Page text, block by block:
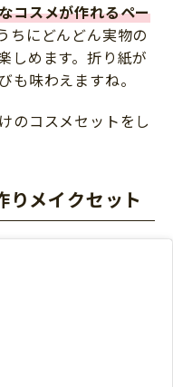
コスメが作れるペー
ちにどんどん実物の
しめます。折り紙が
も味わえますね。
のコスメセットをし
りメイクセット